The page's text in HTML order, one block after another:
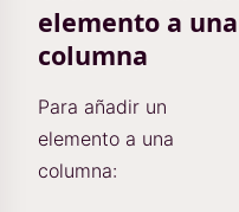
elemento a una
columna
Para añadir un
elemento a una
columna: